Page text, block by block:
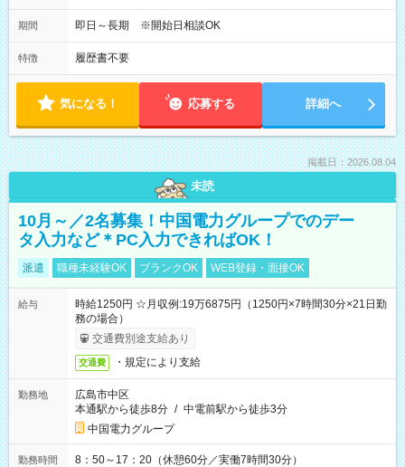
期間 即日～長期 ※開始日相談OK
特徴 履歴書不要
気になる！ 応募する 詳細へ
掲載日：2026.08.04
未読
10月～／2名募集！中国電力グループでのデー
タ入力など＊PC入力できればOK！
派遣 職種未経験OK ブランクOK WEB登録・面接OK
給与
時給1250円 ☆月収例:19万6875円（1250円×7時間30分×21日勤
務の場合）
交通費別途支給あり
交通費 ・規定により支給
勤務地
広島市中区
本通駅から徒歩8分 / 中電前駅から徒歩3分
中国電力グループ
勤務時間 8：50～17：20（休憩60分／実働7時間30分）